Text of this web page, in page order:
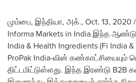
மும்பை, இந்தியா, அக்., Oct. 13, 2020
Informa Markets in Indiaஇந்த ஆண்டு
India & Health Ingredients (Fi India
ProPak India-வின் கண்காட்சியையும்
திட்டமிட்டுள்ளது. இந்த இரண்டு B2B